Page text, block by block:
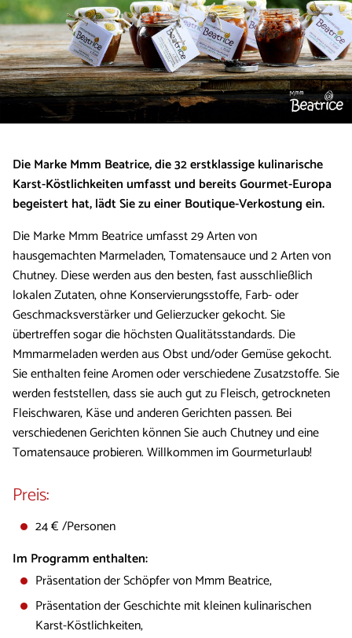
Die Marke Mmm Beatrice, die 32 erstklassige kulinarische
Karst-Köstlichkeiten umfasst und bereits Gourmet-Europa
begeistert hat, lädt Sie zu einer Boutique-Verkostung ein.
Die Marke Mmm Beatrice umfasst 29 Arten von
hausgemachten Marmeladen, Tomatensauce und 2 Arten von
Chutney. Diese werden aus den besten, fast ausschließlich
lokalen Zutaten, ohne Konservierungsstoffe, Farb- oder
Geschmacksverstärker und Gelierzucker gekocht. Sie
übertreffen sogar die höchsten Qualitätsstandards. Die
Mmmarmeladen werden aus Obst und/oder Gemüse gekocht.
Sie enthalten feine Aromen oder verschiedene Zusatzstoffe. Sie
werden feststellen, dass sie auch gut zu Fleisch, getrockneten
Fleischwaren, Käse und anderen Gerichten passen. Bei
verschiedenen Gerichten können Sie auch Chutney und eine
Tomatensauce probieren. Willkommen im Gourmeturlaub!
Preis:
24 € /Personen
Im Programm enthalten:
Präsentation der Schöpfer von Mmm Beatrice,
Präsentation der Geschichte mit kleinen kulinarischen
Karst-Köstlichkeiten,